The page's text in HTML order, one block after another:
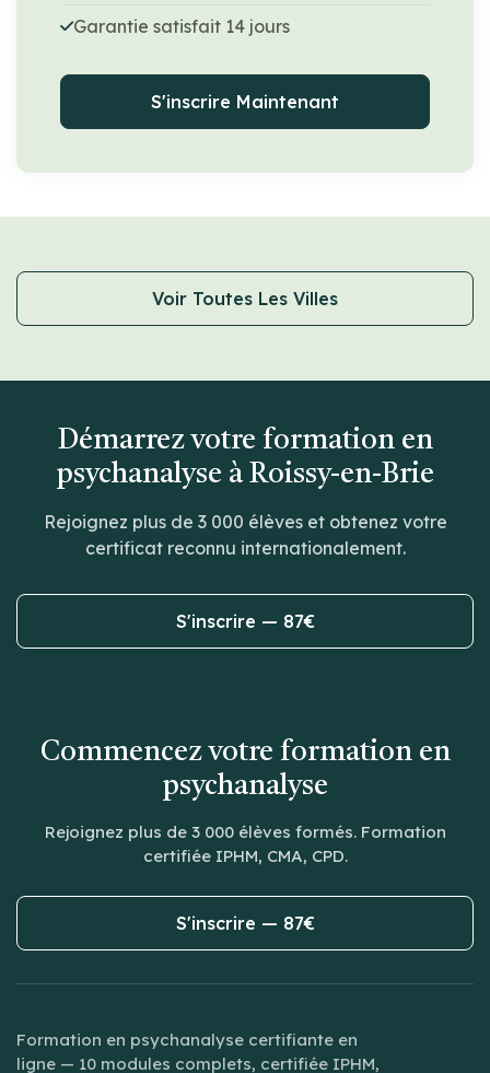
Garantie satisfait 14 jours
S'inscrire Maintenant
Voir Toutes Les Villes
Démarrez votre formation en
psychanalyse à Roissy-en-Brie
Rejoignez plus de 3 000 élèves et obtenez votre
certificat reconnu internationalement.
S'inscrire — 87€
Commencez votre formation en
psychanalyse
Rejoignez plus de 3 000 élèves formés. Formation
certifiée IPHM, CMA, CPD.
S'inscrire — 87€
Formation en psychanalyse certifiante en
ligne — 10 modules complets, certifiée IPHM,